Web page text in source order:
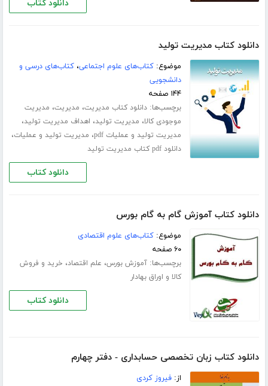
دانلود کتاب
دانلود کتاب مدیریت تولید
موضوع:کتاب‌های علوم اجتماعی،کتاب‌های درسی و
دانشجویی
۱۴۴ صفحه
برچسب‌ها:دانلود کتاب مدیریت، مدیریت، مدیریت
موجودی کالا، مدیریت تولید، اهداف مدیریت تولید،
مدیریت تولید و عملیات pdf ، مدیریت تولید و عملیات،
دانلود pdf کتاب مدیریت تولید
دانلود کتاب
دانلود کتاب آموزش گام به گام بورس
موضوع:کتاب‌های علوم اقتصادی
۶۰ صفحه
برچسب‌ها:آموزش بورس، علم اقتصاد، خرید و فروش
کالا و اوراق بهادار
دانلود کتاب
دانلود کتاب زبان تخصصی حسابداری - دفتر چهارم
از:فیروز کردی